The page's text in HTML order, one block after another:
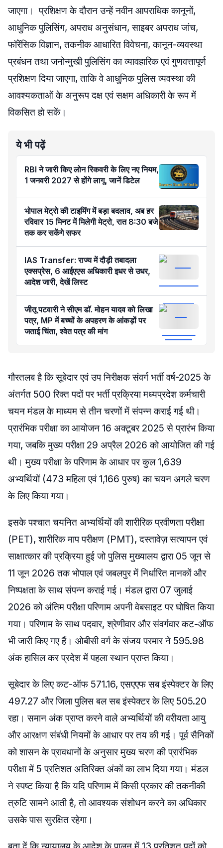
जाएगा। प्रशिक्षण के दौरान उन्हें नवीन आपराधिक कानूनों,
आधुनिक पुलिसिंग, अपराध अनुसंधान, साइबर अपराध जांच,
फॉरेंसिक विज्ञान, तकनीक आधारित विवेचना, कानून-व्यवस्था
प्रबंधन तथा जनोन्मुखी पुलिसिंग का व्यावहारिक एवं गुणवत्तापूर्ण
प्रशिक्षण दिया जाएगा, ताकि वे आधुनिक पुलिस व्यवस्था की
आवश्यकताओं के अनुरूप दक्ष एवं सक्षम अधिकारी के रूप में
विकसित हो सकें।
ये भी पढ़ें
RBI ने जारी किए लोन रिकवरी के लिए नए नियम,
1 जनवरी 2027 से होंगे लागू, जानें डिटेल
भोपाल मेट्रो की टाइमिंग में बड़ा बदलाव, अब हर
रविवार 15 मिनट में मिलेगी मेट्रो, रात 8:30 बजे
तक कर सकेंगे सफर
IAS Transfer: राज्य में दौड़ी तबादला
एक्सप्रेस, 6 आईएएस अधिकारी इधर से उधर,
आदेश जारी, देखें लिस्ट
जीतू पटवारी ने सीएम डॉ. मोहन यादव को लिखा
पत्र, MP में बच्चों के अपहरण के आंकड़ों पर
जताई चिंता, श्वेत पत्र की मांग
गौरतलब है कि सूबेदार एवं उप निरीक्षक संवर्ग भर्ती वर्ष-2025 के
अंतर्गत 500 रिक्त पदों पर भर्ती प्रक्रिया मध्यप्रदेश कर्मचारी
चयन मंडल के माध्यम से तीन चरणों में संपन्न कराई गई थी।
प्रारंभिक परीक्षा का आयोजन 16 अक्टूबर 2025 से प्रारंभ किया
गया, जबकि मुख्य परीक्षा 29 अप्रैल 2026 को आयोजित की गई
थी। मुख्य परीक्षा के परिणाम के आधार पर कुल 1,639
अभ्यर्थियों (473 महिला एवं 1,166 पुरुष) का चयन अगले चरण
के लिए किया गया।
इसके पश्चात चयनित अभ्यर्थियों की शारीरिक प्रवीणता परीक्षा
(PET), शारीरिक माप परीक्षण (PMT), दस्तावेज़ सत्यापन एवं
साक्षात्कार की प्रक्रिया हुई जो पुलिस मुख्यालय द्वारा 05 जून से
11 जून 2026 तक भोपाल एवं जबलपुर में निर्धारित मानकों और
निष्पक्षता के साथ संपन्न कराई गई। मंडल द्वारा 07 जुलाई
2026 को अंतिम परीक्षा परिणाम अपनी वेबसाइट पर घोषित किया
गया। परिणाम के साथ पदवार, श्रेणीवार और संवर्गवार कट-ऑफ
भी जारी किए गए हैं। ओबीसी वर्ग के संजय परमार ने 595.98
अंक हासिल कर प्रदेश में पहला स्थान प्राप्त किया।
सूबेदार के लिए कट-ऑफ 571.16, एसएएफ सब इंस्पेक्टर के लिए
497.27 और जिला पुलिस बल सब इंस्पेक्टर के लिए 505.20
रहा।समान अंक प्राप्त करने वाले अभ्यर्थियों की वरीयता आयु
और आरक्षण संबंधी नियमों के आधार पर तय की गई। पूर्व सैनिकों
को शासन के प्रावधानों के अनुसार मुख्य चरण की प्रारंभिक
परीक्षा में 5 प्रतिशत अतिरिक्त अंकों का लाभ दिया गया। मंडल
ने स्पष्ट किया है कि यदि परिणाम में किसी प्रकार की तकनीकी
त्रुटि सामने आती है, तो आवश्यक संशोधन करने का अधिकार
उसके पास सुरक्षित रहेगा।